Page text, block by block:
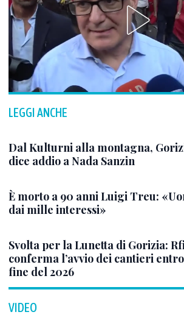
LEGGI ANCHE
Dal Kulturni alla montagna,
dice addio a Nada Sanzin
È morto a 90 anni Luigi Treu:
dai mille interessi»
Svolta per la Lunetta di Gorizia:
conferma l’avvio dei cantieri
fine del 2026
VIDEO